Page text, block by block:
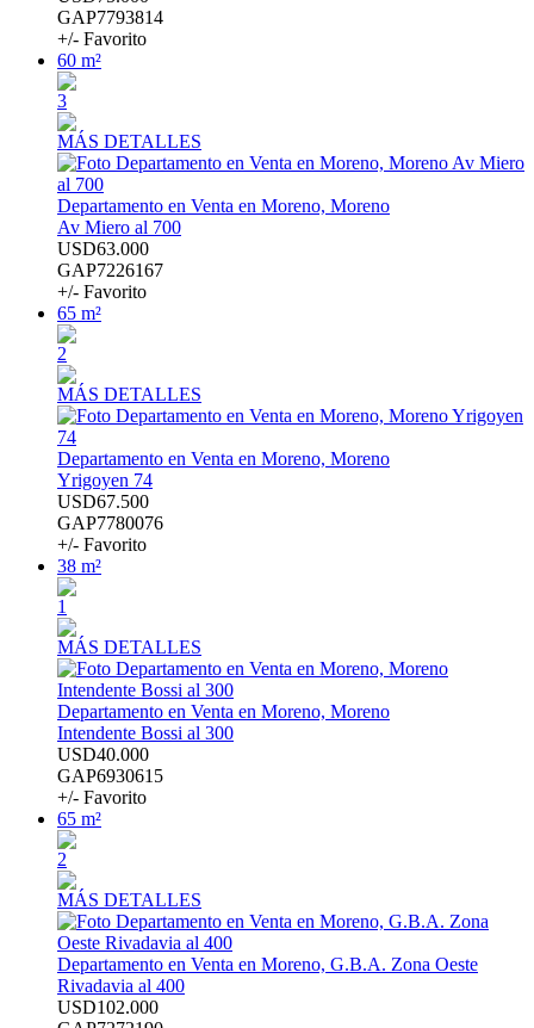
GAP7793814
+/- Favorito
60 m²
3
MÁS DETALLES
Departamento en Venta en Moreno, Moreno
Av Miero al 700
USD63.000
GAP7226167
+/- Favorito
65 m²
2
MÁS DETALLES
Departamento en Venta en Moreno, Moreno
Yrigoyen 74
USD67.500
GAP7780076
+/- Favorito
38 m²
1
MÁS DETALLES
Departamento en Venta en Moreno, Moreno
Intendente Bossi al 300
USD40.000
GAP6930615
+/- Favorito
65 m²
2
MÁS DETALLES
Departamento en Venta en Moreno, G.B.A. Zona Oeste
Rivadavia al 400
USD102.000